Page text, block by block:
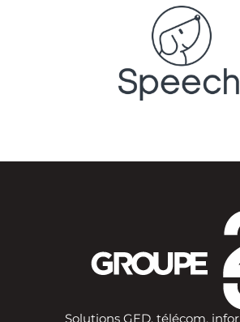
Solutions GED, télécom,